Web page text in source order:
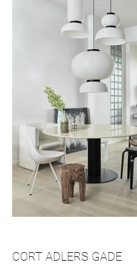
CORT ADLERS GADE